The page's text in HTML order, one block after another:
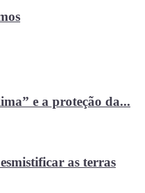
e a proteção da...
as terras